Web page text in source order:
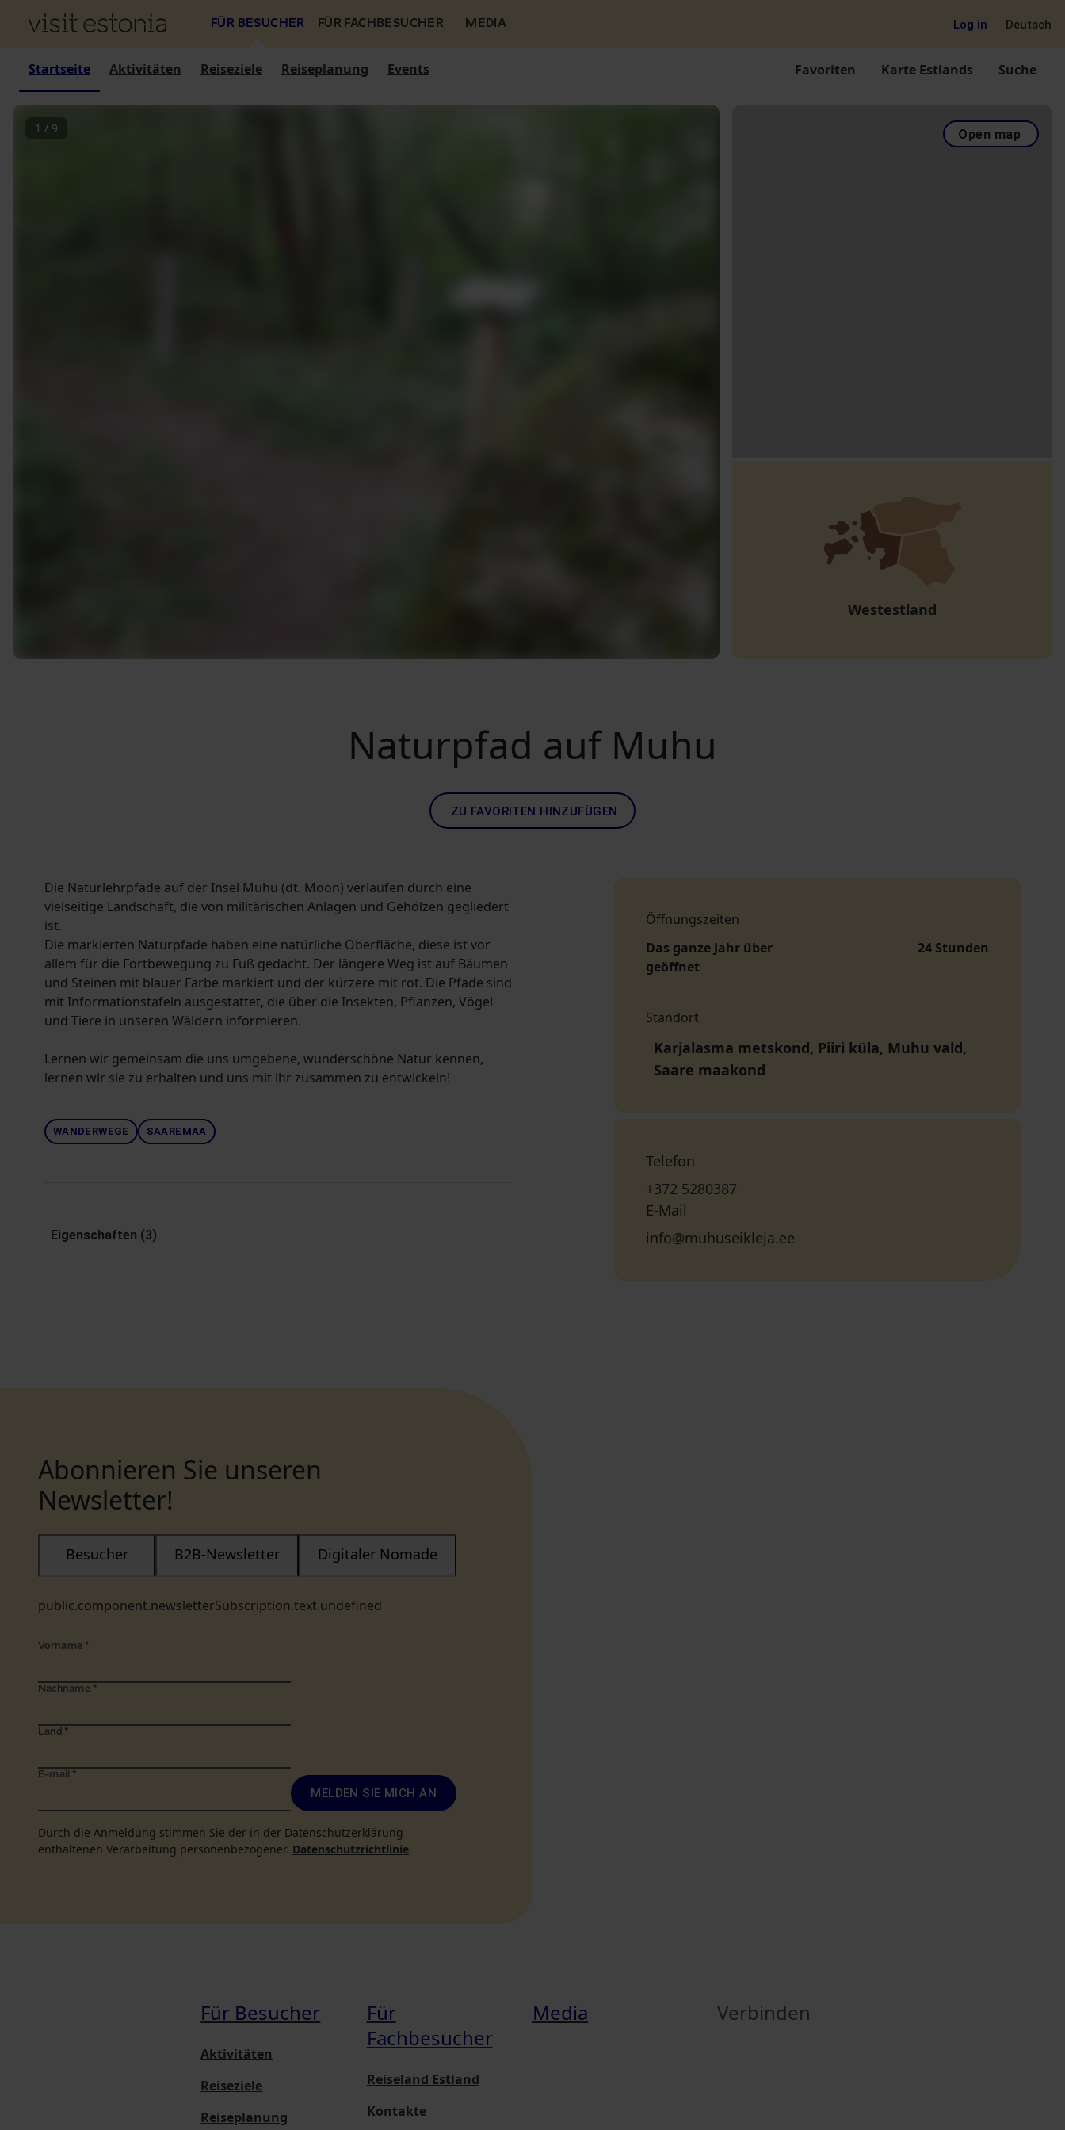
FÜR BESUCHER FÜR FACHBESUCHER MEDIA Log in Deutsch
Startseite Aktivitäten Reiseziele Reiseplanung Events Favoriten Karte Estlands Suche
1 / 9 Open map
Westestland
Naturpfad auf Muhu
ZU FAVORITEN HINZUFÜGEN
Die Naturlehrpfade auf der Insel Muhu (dt. Moon) verlaufen durch eine
vielseitige Landschaft, die von militärischen Anlagen und Gehölzen gegliedert
ist.
Die markierten Naturpfade haben eine natürliche Oberfläche, diese ist vor
allem für die Fortbewegung zu Fuß gedacht. Der längere Weg ist auf Bäumen
und Steinen mit blauer Farbe markiert und der kürzere mit rot. Die Pfade sind
mit Informationstafeln ausgestattet, die über die Insekten, Pflanzen, Vögel
und Tiere in unseren Wäldern informieren.
Lernen wir gemeinsam die uns umgebene, wunderschöne Natur kennen,
lernen wir sie zu erhalten und uns mit ihr zusammen zu entwickeln!
WANDERWEGE SAAREMAA
Eigenschaften (3)
Öffnungszeiten
Das ganze Jahr über
geöffnet
24 Stunden
Standort
Karjalasma metskond, Piiri küla, Muhu vald,
Saare maakond
Telefon
+372 5280387
E-Mail
info@muhuseikleja.ee
Abonnieren Sie unseren
Newsletter!
public.component.newsletterSubscription.text.undefined
Besucher B2B-Newsletter Digitaler Nomade
Vorname *
Nachname *
Land *
E-mail *
MELDEN SIE MICH AN
Durch die Anmeldung stimmen Sie der in der Datenschutzerklärung
enthaltenen Verarbeitung personenbezogener. Datenschutzrichtlinie.
Für Besucher
Aktivitäten
Reiseziele
Reiseplanung
Für
Fachbesucher
Reiseland Estland
Kontakte
Media Verbinden